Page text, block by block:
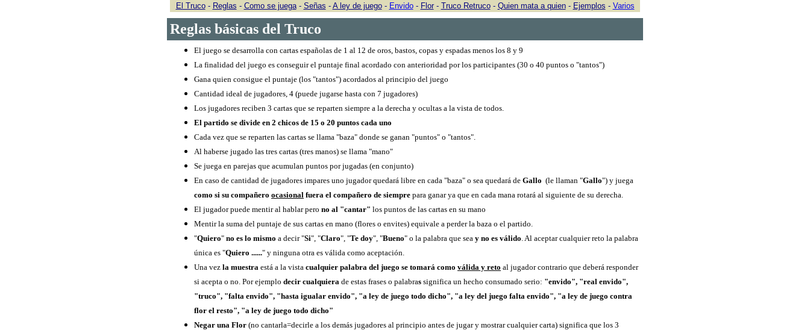
El Truco- Reglas - Como se juega- Señas - A ley de juego- Envido- Flor- Truco Retruco- Quien mata a quien- Ejemplos - Varios
Reglas básicas del Truco
El juego se desarrolla con cartas españolas de 1 al 12 de oros, bastos, copas y espadas menos los 8 y 9
La finalidad del juego es conseguir el puntaje final acordado con anterioridad por los participantes (30 o 40 puntos o "tantos")
Gana quien consigue el puntaje (los "tantos") acordados al principio del juego
Cantidad ideal de jugadores, 4 (puede jugarse hasta con 7 jugadores)
Los jugadores reciben 3 cartas que se reparten siempre a la derecha y ocultas a la vista de todos.
El partido se divide en 2 chicos de 15 o 20 puntos cada uno
Cada vez que se reparten las cartas se llama "baza" donde se ganan "puntos" o "tantos".
Al haberse jugado las tres cartas (tres manos) se llama "mano"
Se juega en parejas que acumulan puntos por jugadas (en conjunto)
En caso de cantidad de jugadores impares uno jugador quedará libre en cada "baza" o sea quedará de Gallo (le llaman "Gallo") y juega
como si su compañero ocasional fuera el compañero de siempre para ganar ya que en cada mana rotará al siguiente de su derecha.
El jugador puede mentir al hablar pero no al "cantar" los puntos de las cartas en su mano
Mentir la suma del puntaje de sus cartas en mano (flores o envites) equivale a perder la baza o el partido.
"Quiero" no es lo mismo a decir "Si", "Claro", "Te doy", "Bueno" o la palabra que sea y no es válido. Al aceptar cualquier reto la palabra
única es "Quiero ......" y ninguna otra es válida como aceptación.
Una vez la muestra está a la vista cualquier palabra del juego se tomará como válida y reto al jugador contrario que deberá responder
si acepta o no. Por ejemplo decir cualquiera de estas frases o palabras significa un hecho consumado serio: "envido", "real envido",
"truco", "falta envido", "hasta igualar envido", "a ley de juego todo dicho", "a ley del juego falta envido", "a ley de juego contra
flor el resto", "a ley de juego todo dicho"
Negar una Flor (no cantarla=decirle a los demás jugadores al principio antes de jugar y mostrar cualquier carta) significa que los 3